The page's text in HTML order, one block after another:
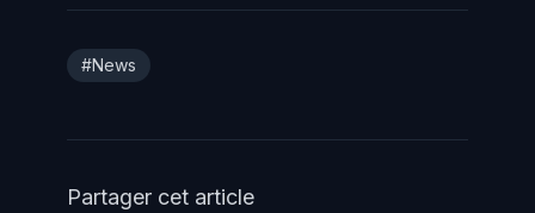
#News
Partager cet article